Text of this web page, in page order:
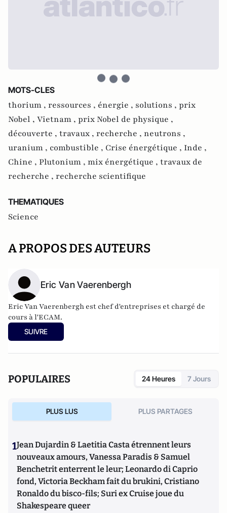
MOTS-CLES
thorium , ressources , énergie , solutions , prix
Nobel , Vietnam , prix Nobel de physique ,
découverte , travaux , recherche , neutrons ,
uranium , combustible , Crise énergétique , Inde ,
Chine , Plutonium , mix énergétique , travaux de
recherche , recherche scientifique
THEMATIQUES
Science
A PROPOS DES AUTEURS
Eric Van Vaerenbergh
Eric Van Vaerenbergh est chef d'entreprises et chargé de
cours à l'ECAM.
SUIVRE
POPULAIRES 24 Heures 7 Jours
PLUS LUS PLUS PARTAGES
1Jean Dujardin & Laetitia Casta étrennent leurs
nouveaux amours, Vanessa Paradis & Samuel
Benchetrit enterrent le leur; Leonardo di Caprio
fond, Victoria Beckham fait du brukini, Cristiano
Ronaldo du bisco-fils; Suri ex Cruise joue du
Shakespeare queer